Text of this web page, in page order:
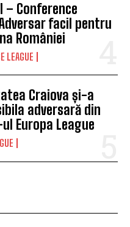
– Conference
facil pentru
României
LEAGUE
Craiova și-a
adversară din
Europa League